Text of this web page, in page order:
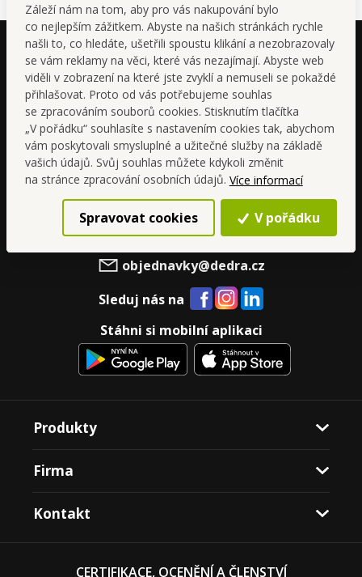
Záleží nám na tom, aby pro vás nakupování bylo
co nejlepším zážitkem. Abyste na našich stránkách rychle
našli to, co hledáte, ušetřili spoustu klikání a nezobrazovaly
se vám reklamy na věci, které vás nezajímají. Abyste web
viděli v zobrazení na které jste zvyklí a nemuseli se pokaždé
přihlašovat. Proto od vás potřebujeme souhlas
se zpracováním souborů cookies. Stisknutím tlačítka
„V pořádku“ souhlasíte s nastavením cookies tak, abychom
vám poskytovali smysluplné a užitečné služby na základě
vašich údajů. Svůj souhlas můžete kdykoli změnit
na stránce zpracování osobních údajů. Více informací
Spravovat cookies V pořádku
Spolupracuj s Dedrou
+420 499 599 577
objednavky@dedra.cz
Sleduj nás na
Stáhni si mobilní aplikaci
Produkty
Firma
Kontakt
CERTIFIKACE, OCENĚNÍ A ČLENSTVÍ